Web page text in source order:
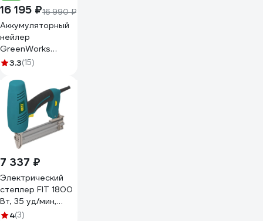
16 195 ₽16 990 ₽
Аккумуляторный
нейлер
GreenWorks
GD24BN 3400707
3.3(15)
7 337 ₽
Электрический
степлер FIT 1800
Вт, 35 уд/мин,
скобы 15-25 мм,
4(3)